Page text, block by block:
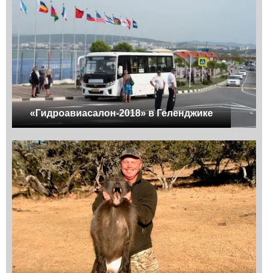
«Гидроавиасалон-2018» в Геленджике